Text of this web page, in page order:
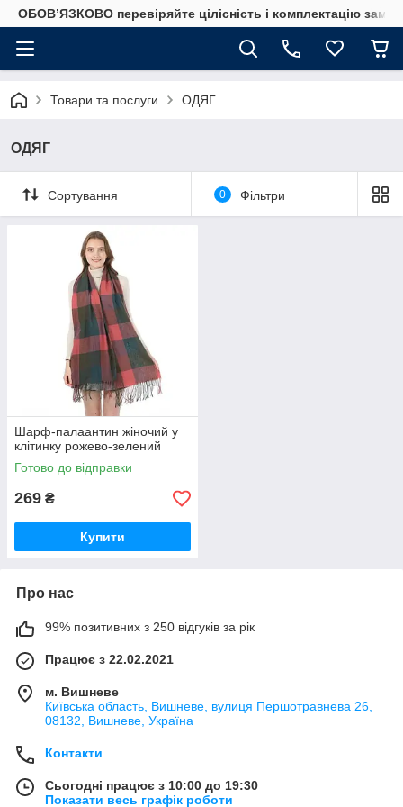
ОБОВ’ЯЗКОВО перевіряйте цілісність і комплектацію
Товари та послуги ОДЯГ
ОДЯГ
Сортування 0 Фільтри
Шарф-палаантин жіночий у
клітинку рожево-зелений
Готово до відправки
269 ₴
Купити
Про нас
99% позитивних з 250 відгуків за рік
Працює з 22.02.2021
м. Вишневе
Київська область, Вишневе, вулиця Першотравнева 26,
08132, Вишневе, Україна
Контакти
Сьогодні працює з 10:00 до 19:30
Показати весь графік роботи